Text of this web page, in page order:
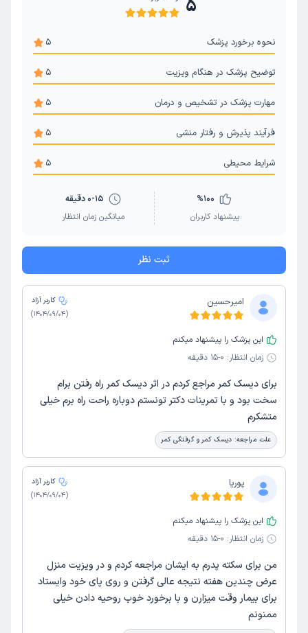
5
نحوه برخورد پزشک 5
توضیح پزشک در هنگام ویزیت 5
مهارت پزشک در تشخیص و درمان 5
فرآیند پذیرش و رفتار منشی 5
شرایط محیطی 5
%100
پیشنهاد کاربران
0-15 دقیقه
میانگین زمان انتظار
ثبت نظر
امیرحسین
کاربر آزاد
(
1404/09/04
)
این پزشک را پیشنهاد میکنم
زمان انتظار: 0-15 دقیقه
برای دیسک کمر مراجع کردم در اثر دیسک کمر راه رفتن برام
سخت بود و با تمرینات دکتر تونستم دوباره راحت راه برم خیلی
متشکرم
علت مراجعه: دیسک کمر و گرفتگی کمر
پوریا
کاربر آزاد
(
1404/09/04
)
این پزشک را پیشنهاد میکنم
زمان انتظار: 0-15 دقیقه
من برای سکته پدرم به ایشان مراجعه کردم و در ویزیت منزل
عرض چندین هفته نتیجه عالی گرفتن و روی پای خود وایستاد
برای بیمار وقت میزارن و با برخورد خوب روحیه دادن خیلی
ممنونم